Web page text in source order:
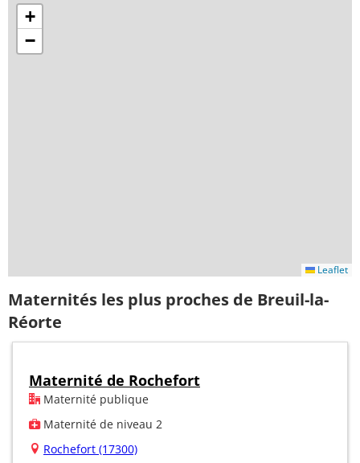
+
−
Leaflet
Maternités les plus proches de Breuil-la-
Réorte
Maternité de Rochefort
Maternité publique
Maternité de niveau 2
Rochefort (17300)